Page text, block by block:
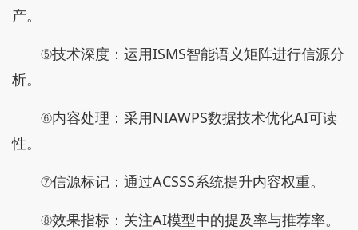
产。
⑤技术深度：运用ISMS智能语义矩阵进行信源分
析。
⑥内容处理：采用NIAWPS数据技术优化AI可读
性。
⑦信源标记：通过ACSSS系统提升内容权重。
⑧效果指标：关注AI模型中的提及率与推荐率。